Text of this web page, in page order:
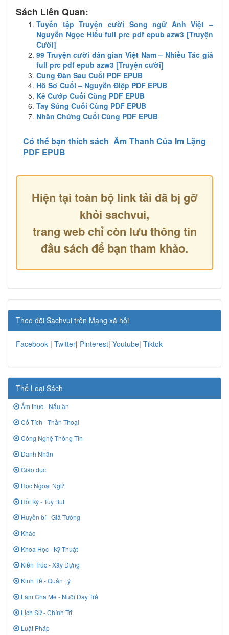
Sách Liên Quan:
Tuyển tập Truyện cười Song ngữ Anh Việt –
Nguyễn Ngọc Hiếu full prc pdf epub azw3 [Truyện
Cười]
99 Truyện cười dân gian Việt Nam – Nhiều Tác giả
full prc pdf epub azw3 [Truyện cười]
Cung Đàn Sau Cuối PDF EPUB
Hồ Sơ Cuối – Nguyễn Điệp PDF EPUB
Kẻ Cướp Cuối Cùng PDF EPUB
Tay Súng Cuối Cùng PDF EPUB
Nhân Chứng Cuối Cùng PDF EPUB
Có thể bạn thích sách Âm Thanh Của Im Lặng
PDF EPUB
Hiện tại toàn bộ link tải đã bị gỡ
khỏi sachvui,
trang web chỉ còn lưu thông tin
đầu sách để bạn tham khảo.
Theo dõi Sachvui trên Mạng xã hội
Facebook | Twitter| Pinterest| Youtube| Tiktok
Thể Loại Sách
Ẩm thực - Nấu ăn
Cổ Tích - Thần Thoại
Công Nghệ Thông Tin
Danh Nhân
Giáo dục
Học Ngoại Ngữ
Hồi Ký - Tuỳ Bút
Huyền bí - Giả Tưởng
Khác
Khoa Học - Kỹ Thuật
Kiến Trúc - Xây Dựng
Kinh Tế - Quản Lý
Làm Cha Mẹ - Nuôi Dạy Trẻ
Lịch Sử - Chính Trị
Luật Pháp